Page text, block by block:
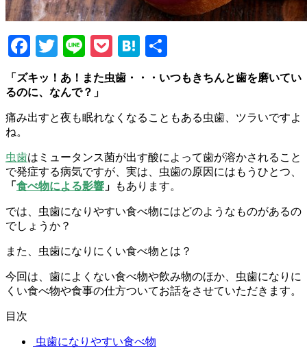
Facebook
TwitterLinePocketHatena
有
「ズキッ！あ！また虫歯・・・いつもきちんと歯を磨いてい
るのに、なんで？」
痛み出すと夜も眠れなくなることもある虫歯、ツラいですよ
ね。
虫歯はミュータンス菌が出す酸によって歯が溶かされること
で発症する病気ですが、実は、虫歯の原因にはもうひとつ、
「 食べ物による影響 」 もあります。
では、虫歯になりやすい食べ物にはどのようなものがあるの
でしょうか？
また、虫歯になりにくい食べ物とは？
今回は、歯によくない食べ物や飲み物のほか、虫歯になりに
くい食べ物や食事の仕方ついてお話をさせていただきます。
目次
虫歯になりやすい食べ物